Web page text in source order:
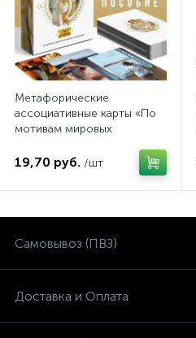
Метафорические
ассоциативные карты «По
мотивам мировых
19,70 руб. /шт
Самовывоз (ПВЗ)
Доставка и Оплата